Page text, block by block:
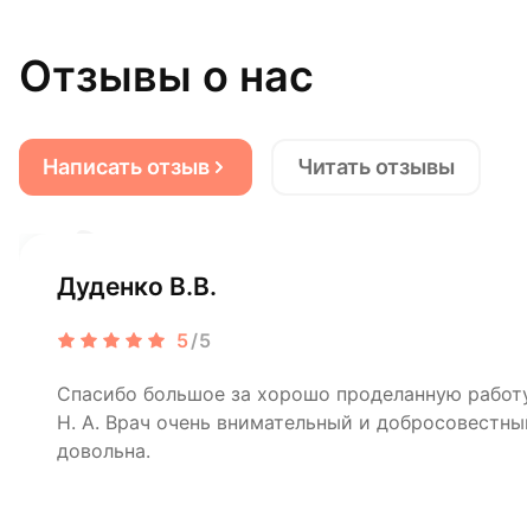
Отзывы о нас
Написать отзыв Читать отзывы
Дуденко В.В.
5/5
Спасибо большое за хорошо проделанную
Н. А. Врач очень внимательный и
довольна.